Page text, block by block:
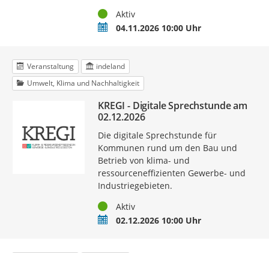
StatusAktiv
Termin04.11.2026 10:00 Uhr
Veranstaltung
indeland
Umwelt, Klima und Nachhaltigkeit
KREGI - Digitale Sprechstunde am
02.12.2026
Die digitale Sprechstunde für
Kommunen rund um den Bau und
Betrieb von klima- und
ressourceneffizienten Gewerbe- und
Industriegebieten.
StatusAktiv
Termin02.12.2026 10:00 Uhr